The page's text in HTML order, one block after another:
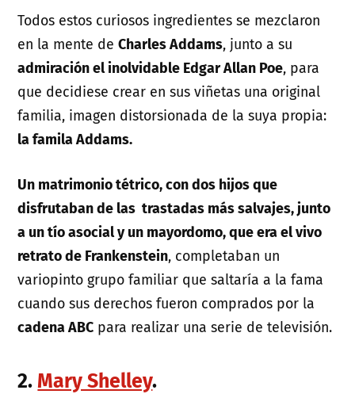
Todos estos curiosos ingredientes se mezclaron
en la mente deCharles Addams, junto a su
admiración el inolvidable Edgar Allan Poe, para
que decidiese crear en sus viñetas una original
familia, imagen distorsionada de la suya propia:
la famila Addams.
Un matrimonio tétrico, con dos hijos que
disfrutaban de las trastadas más salvajes, junto
a un tío asocial y un mayordomo, que era el vivo
retrato de Frankenstein, completaban un
variopinto grupo familiar que saltaría a la fama
cuando sus derechos fueron comprados por la
cadena ABC para realizar una serie de televisión.
2.Mary Shelley.